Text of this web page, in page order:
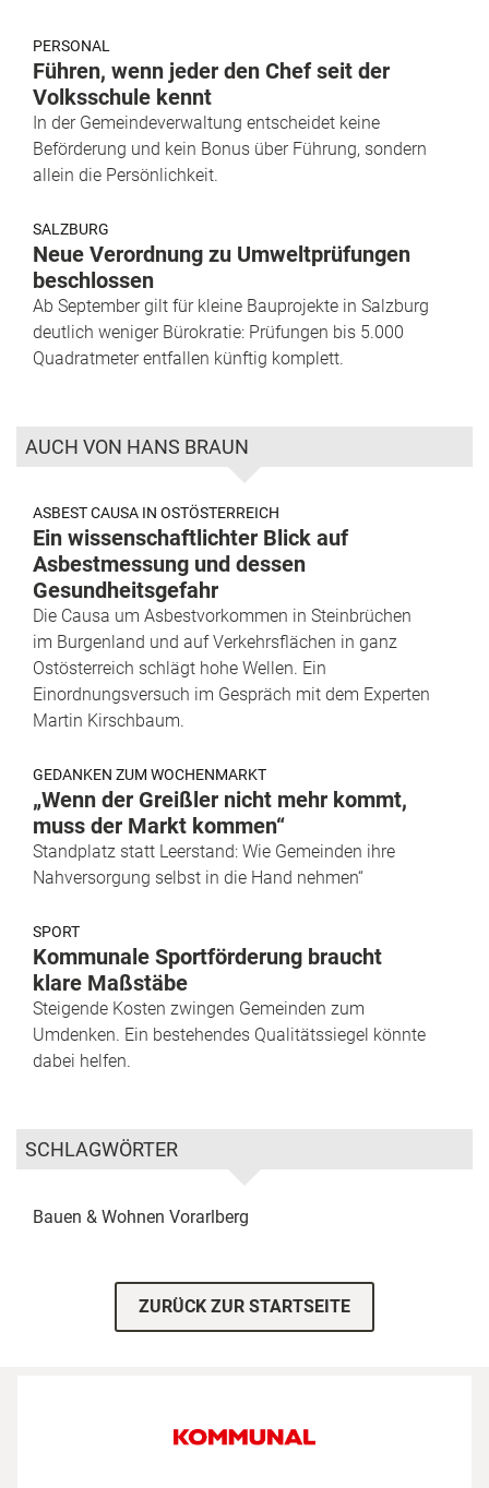
PERSONAL
Führen, wenn jeder den Chef seit der
Volksschule kennt
In der Gemeindeverwaltung entscheidet keine
Beförderung und kein Bonus über Führung, sondern
allein die Persönlichkeit.
SALZBURG
Neue Verordnung zu Umweltprüfungen
beschlossen
Ab September gilt für kleine Bauprojekte in Salzburg
deutlich weniger Bürokratie: Prüfungen bis 5.000
Quadratmeter entfallen künftig komplett.
AUCH VON HANS BRAUN
ASBEST CAUSA IN OSTÖSTERREICH
Ein wissenschaftlichter Blick auf
Asbestmessung und dessen
Gesundheitsgefahr
Die Causa um Asbestvorkommen in Steinbrüchen
im Burgenland und auf Verkehrsflächen in ganz
Ostösterreich schlägt hohe Wellen. Ein
Einordnungsversuch im Gespräch mit dem Experten
Martin Kirschbaum.
GEDANKEN ZUM WOCHENMARKT
„Wenn der Greißler nicht mehr kommt,
muss der Markt kommen“
Standplatz statt Leerstand: Wie Gemeinden ihre
Nahversorgung selbst in die Hand nehmen“
SPORT
Kommunale Sportförderung braucht
klare Maßstäbe
Steigende Kosten zwingen Gemeinden zum
Umdenken. Ein bestehendes Qualitätssiegel könnte
dabei helfen.
SCHLAGWÖRTER
Bauen & Wohnen Vorarlberg
ZURÜCK ZUR STARTSEITE